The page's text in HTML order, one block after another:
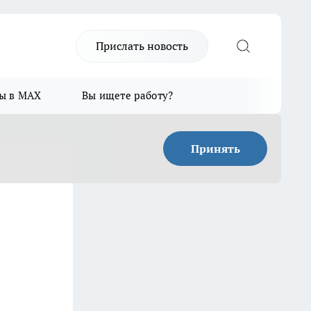
Прислать новость
в MAX Вы ищете работу?
Принять